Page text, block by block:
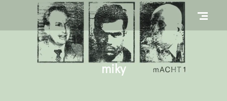
miky